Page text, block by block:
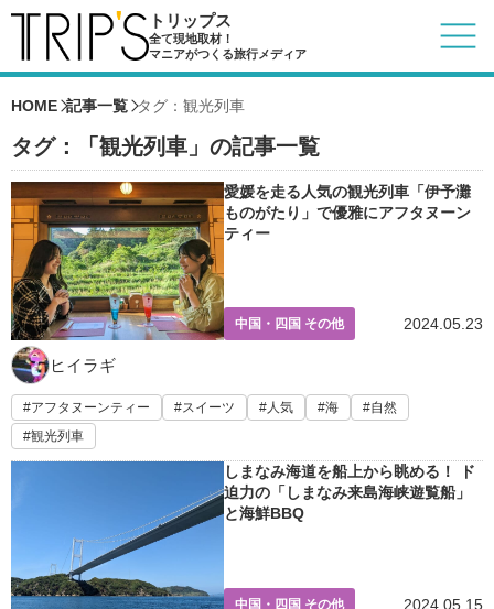
トリップス
全て現地取材！
マニアがつくる旅行メディア
HOME 記事一覧 タグ：観光列車
タグ：「観光列車」の記事一覧
愛媛を走る人気の観光列車「伊予灘
ものがたり」で優雅にアフタヌーン
ティー
中国・四国 その他 2024.05.23
ヒイラギ
アフタヌーンティー スイーツ 人気 海
自然
観光列車
しまなみ海道を船上から眺める！ ド
迫力の「しまなみ来島海峡遊覧船」
と海鮮BBQ
中国・四国 その他 2024.05.15